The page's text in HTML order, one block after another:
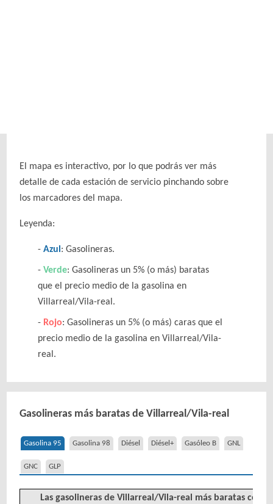
El mapa es interactivo, por lo que podrás ver más
detalle de cada estación de servicio pinchando sobre
los marcadores del mapa.
Leyenda:
Azul : Gasolineras.
Verde: Gasolineras un 5% (o más) baratas
que el precio medio de la gasolina en
Villarreal/Vila-real.
Rojo: Gasolineras un 5% (o más) caras que el
precio medio de la gasolina en Villarreal/Vila-
real.
Gasolineras más baratas de Villarreal/Vila-real
Gasolina 95 Gasolina 98 Diésel Diésel+ Gasóleo B GNL
GNC GLP
Las gasolineras de Villarreal/Vila-real más baratas con